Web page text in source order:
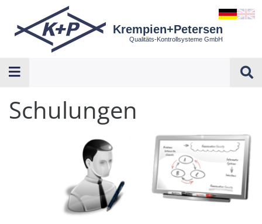
Krempien+Petersen
Qualitäts-Kontrollsysteme GmbH
Schulungen